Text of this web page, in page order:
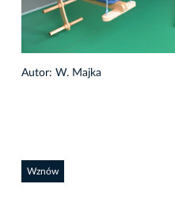
Autor: W. Majka
Wznów